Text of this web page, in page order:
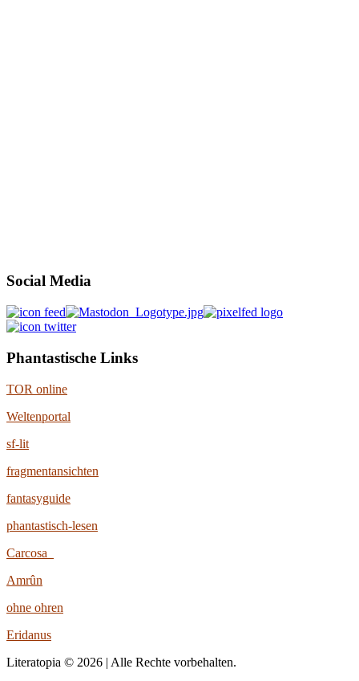
Social Media
Phantastische Links
TOR online
Weltenportal
sf-lit
fragmentansichten
fantasyguide
phantastisch-lesen
Carcosa
Amrûn
ohne ohren
Eridanus
Literatopia © 2026 | Alle Rechte vorbehalten.